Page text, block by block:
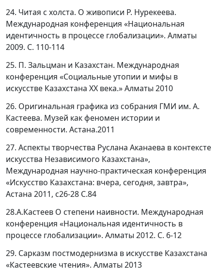
24. Читая с холста. О живописи Р. Нурекеева.
Международная конференция «Национальная
идентичность в процессе глобализации». Алматы
2009. С. 110-114
25. П. Зальцман и Казахстан. Международная
конференция «Социальные утопии и мифы в
искусстве Казахстана ХХ века.» Алматы 2010
26. Оригинальная графика из собрания ГМИ им. А.
Кастеева. Музей как феномен истории и
современности. Астана.2011
27. Аспекты творчества Руслана Аканаева в контексте
искусства Независимого Казахстана»,
Международная научно-практическая конференция
«Искусство Казахстана: вчера, сегодня, завтра»,
Астана 2011, с26-28 С.84
28.А.Кастеев О степени наивности. Международная
конференция «Национальная идентичность в
процессе глобализации». Алматы 2012. С. 6-12
29. Сарказм постмодернизма в искусстве Казахстана
«Кастеевские чтения». Алматы 2013